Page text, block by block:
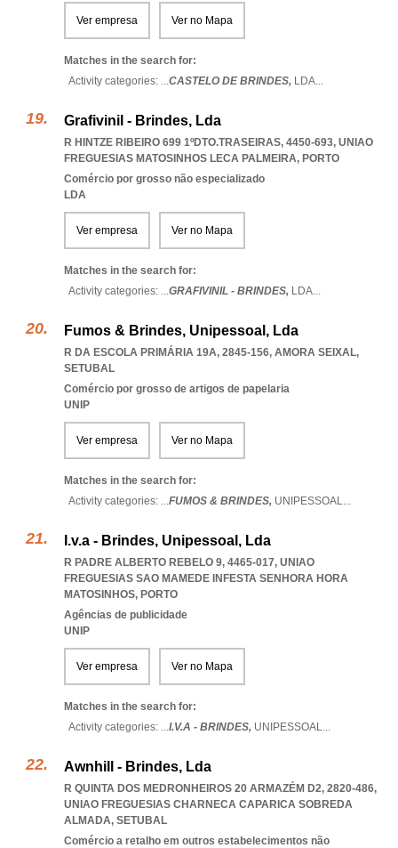
Ver empresa Ver no Mapa
Matches in the search for:
Activity categories: ...CASTELO DE BRINDES, LDA...
Grafivinil - Brindes, Lda
R HINTZE RIBEIRO 699 1ºDTO.TRASEIRAS, 4450-693, UNIAO
FREGUESIAS MATOSINHOS LECA PALMEIRA, PORTO
Comércio por grosso não especializado
LDA
Ver empresa Ver no Mapa
Matches in the search for:
Activity categories: ...GRAFIVINIL - BRINDES, LDA...
Fumos & Brindes, Unipessoal, Lda
R DA ESCOLA PRIMÁRIA 19A, 2845-156, AMORA SEIXAL,
SETUBAL
Comércio por grosso de artigos de papelaria
UNIP
Ver empresa Ver no Mapa
Matches in the search for:
Activity categories: ...FUMOS & BRINDES, UNIPESSOAL...
I.v.a - Brindes, Unipessoal, Lda
R PADRE ALBERTO REBELO 9, 4465-017, UNIAO
FREGUESIAS SAO MAMEDE INFESTA SENHORA HORA
MATOSINHOS, PORTO
Agências de publicidade
UNIP
Ver empresa Ver no Mapa
Matches in the search for:
Activity categories: ...I.V.A - BRINDES, UNIPESSOAL...
Awnhill - Brindes, Lda
R QUINTA DOS MEDRONHEIROS 20 ARMAZÉM D2, 2820-486,
UNIAO FREGUESIAS CHARNECA CAPARICA SOBREDA
ALMADA, SETUBAL
Comércio a retalho em outros estabelecimentos não